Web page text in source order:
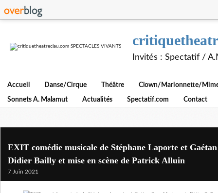
Invités : Spectatif /
Accueil Danse/Cirque Théâtre Clown/Marionnette/
Sonnets A. Malamut Actualités Spectatif.com Contact
EXIT comédie musicale de Stéphane Laporte et
Didier Bailly et mise en scène de Patrick Alluin
7 Juin 2021